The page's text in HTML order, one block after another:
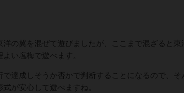
の翼を混ぜて遊びましたが、ここまで混ざると東
い塩梅で遊べます。
達成しそうか否かで判断することになるので、そ
が安心して遊べますね。